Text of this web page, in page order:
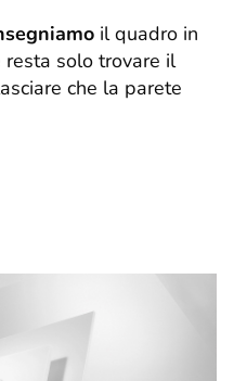
il quadro in
resta solo trovare il
che la parete